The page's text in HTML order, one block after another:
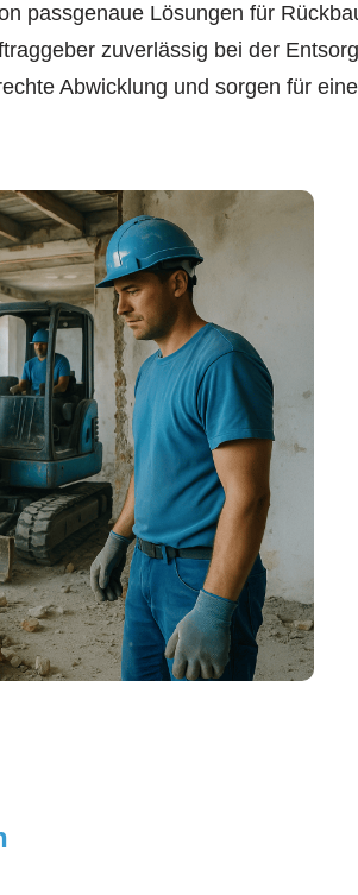
passgenaue Lösungen für
zuverlässig bei der
Abwicklung und sorgen für